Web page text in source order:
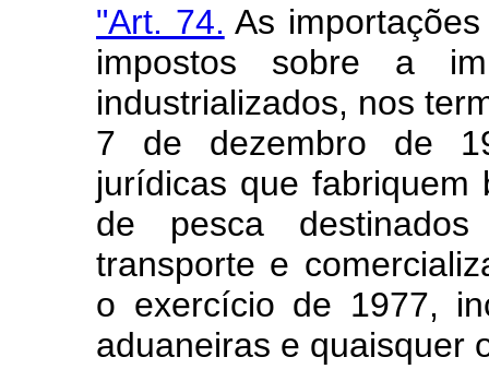
"Art. 74. As
impostos sobre a
industrializados, nos
7 de dezembro de
jurídicas que
de pesca
transporte e
o exercício de 1977,
aduaneiras e quaisquer